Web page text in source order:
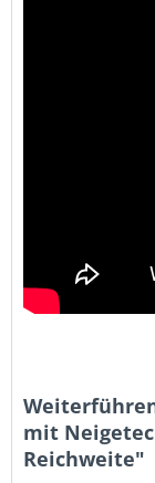
mit
Reichweite"